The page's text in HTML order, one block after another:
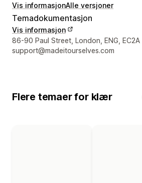
Vis informasjonAlle versjoner
Temadokumentasjon
Vis informasjon
Designerens kontaktinfo
86-90 Paul Street, London, ENG, EC2A
support@madeitourselves.com
Flere temaer for klær